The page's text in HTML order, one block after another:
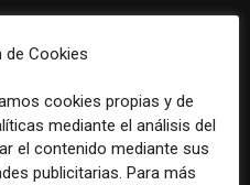
del periodismo frente al
(Opinión)
de Cookies
cookies propias y de
mediante el análisis del
el contenido mediante sus
publicitarias. Para más